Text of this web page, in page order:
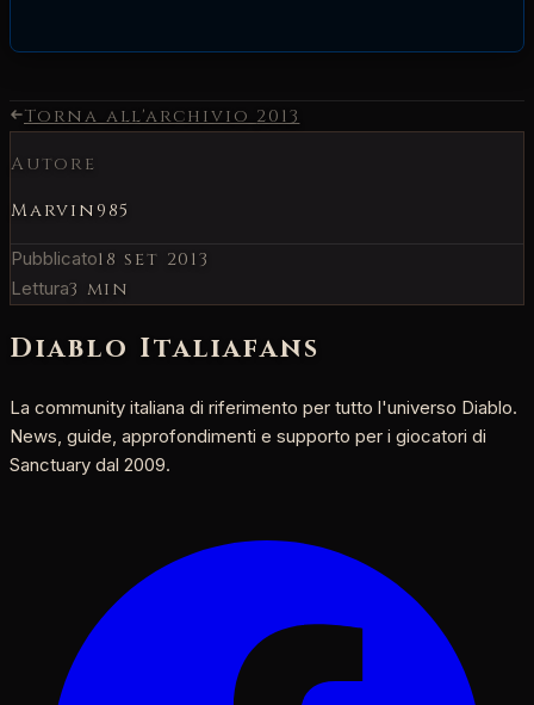
Torna all'archivio 2013
Autore
Marvin985
Pubblicato18 set 2013
Lettura3 min
Diablo Italiafans
La community italiana di riferimento per tutto l'universo Diablo.
News, guide, approfondimenti e supporto per i giocatori di
Sanctuary dal 2009.